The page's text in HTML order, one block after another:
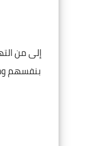
إلى من
بنفسهم